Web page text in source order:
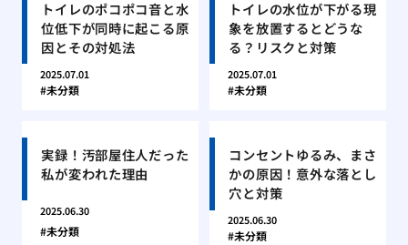
トイレのポコポコ音と水
位低下が同時に起こる原
因とその対処法
2025.07.01
未分類
トイレの水位が下がる現
象を放置するとどうな
る？リスクと対策
2025.07.01
未分類
実録！汚部屋住人だった
私が変われた理由
2025.06.30
未分類
コンセントゆるみ、まさ
かの原因！意外な落とし
穴と対策
2025.06.30
未分類